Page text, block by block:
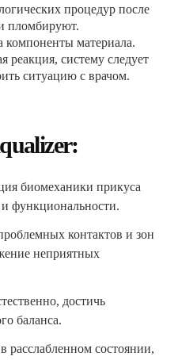
процедур после
пломбируют.
компоненты материала.
реакция, систему следует
ситуацию с врачом.
биомеханики прикуса
функциональности.
контактов и зон
неприятных
достичь
баланса.
расслабленном состоянии,